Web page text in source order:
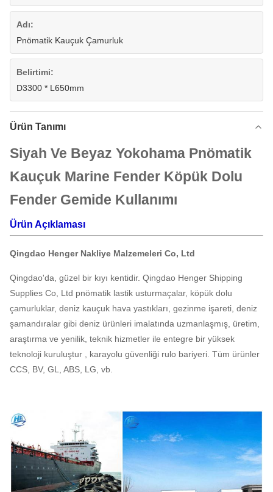
Adı:
Pnömatik Kauçuk Çamurluk
Belirtimi:
D3300 * L650mm
Ürün Tanımı
Siyah Ve Beyaz Yokohama Pnömatik
Kauçuk Marine Fender Köpük Dolu
Fender Gemide Kullanımı
Ürün Açıklaması
Qingdao Henger Nakliye Malzemeleri Co, Ltd
Qingdao'da, güzel bir kıyı kentidir. Qingdao Henger Shipping
Supplies Co, Ltd pnömatik lastik usturmaçalar, köpük dolu
çamurluklar, deniz kauçuk hava yastıkları, gezinme işareti, deniz
şamandıralar gibi deniz ürünleri imalatında uzmanlaşmış, üretim,
araştırma ve yenilik, teknik hizmetler ile entegre bir yüksek
teknoloji kuruluştur , karayolu güvenliği rulo bariyeri. Tüm ürünler
CCS, BV, GL, ABS, LG, vb.